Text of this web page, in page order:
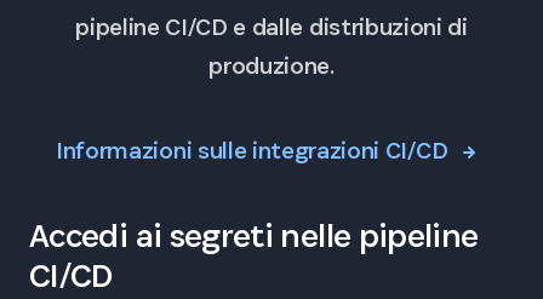
pipeline CI/CD e dalle distribuzioni di
produzione.
Informazioni sulle integrazioni CI/CD
Accedi ai segreti nelle pipeline
CI/CD